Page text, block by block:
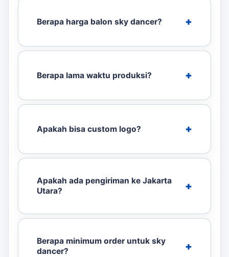
Berapa harga balon sky dancer?
Berapa lama waktu produksi?
Apakah bisa custom logo?
Apakah ada pengiriman ke Jakarta
Utara?
Berapa minimum order untuk sky
dancer?